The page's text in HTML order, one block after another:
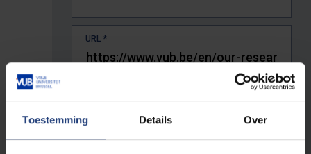
Toestemming Details Over
URL *
De volledige URL van de pagina waar je de fout zag.